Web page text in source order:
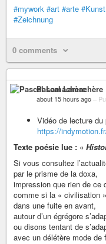
#mywork #art #arte #Kunst
#Zeichnung
0 comments
Pascal Lamachère
about 15 hours ago –
Vidéo de lecture du
https://
Texte poésie lue : «
Si vous consultez
par le prisme de la doxa,
impression que rien de ce
comme si la « civilisation
dans une fuite en avant,
autour d’un égrégore
ou disons tentant de
avec un délétère mode de